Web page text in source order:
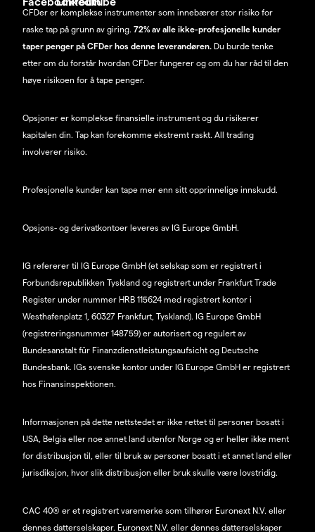
CFDer er komplekse instrumenter som innebærer stor risiko for
raske tap på grunn av giring. 72% av alle ikke-profesjonelle kunder
taper penger på CFDer hos denne leverandøren. Du burde tenke
etter om du forstår hvordan CFDer fungerer og om du har råd til den
høye risikoen for å tape penger.
Opsjoner er komplekse finansielle instrument og du risikerer
kapitalen din. Tap kan forekomme ekstremt raskt. All trading
involverer risiko.
Profesjonelle kunder kan tape mer enn sitt opprinnelige innskudd.
Opsjons- og derivatkontoer leveres av IG Europe GmbH.
IG refererer til IG Europe GmbH (et selskap som er registrert i
Forbundsrepublikken Tyskland og registrert under Frankfurt Trade
Register under nummer HRB 115624 med registrert kontor i
Westhafenplatz 1, 60327 Frankfurt, Tyskland). IG Europe GmbH
(registreringsnummer 148759) er autorisert og regulert av
Bundesanstalt für Finanzdienstleistungsaufsicht og Deutsche
Bundesbank. IGs svenske kontor under IG Europe GmbH er registrert
hos Finansinspektionen.
Informasjonen på dette nettstedet er ikke rettet til personer bosatt i
USA, Belgia eller noe annet land utenfor Norge og er heller ikke ment
for distribusjon til, eller til bruk av personer bosatt i et annet land eller
jurisdiksjon, hvor slik distribusjon eller bruk skulle være lovstridig.
CAC 40® er et registrert varemerke som tilhører Euronext N.V. eller
dennes datterselskaper. Euronext N.V. eller dennes datterselskaper